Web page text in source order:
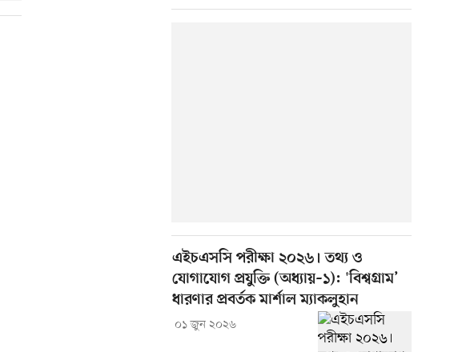
এইচএসসি পরীক্ষা ২০২৬। তথ্য ও
যোগাযোগ প্রযুক্তি (অধ্যায়–১): 'বিশ্বগ্রাম’
ধারণার প্রবর্তক মার্শাল ম্যাকলুহান
০১ জুন ২০২৬